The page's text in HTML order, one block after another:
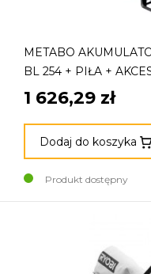
METABO
BL 254 + PIŁA +
1 626,29 zł
Dodaj do koszyka
Produkt dostępny